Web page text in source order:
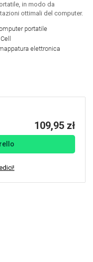
in modo da
ottimali del computer.
portatile
elettronica
109,95 zł